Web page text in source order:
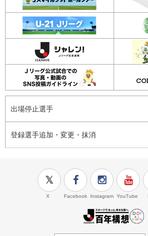
出場停止選手
登録選手追加・変更・抹消
X Facebook Instagram YouTube